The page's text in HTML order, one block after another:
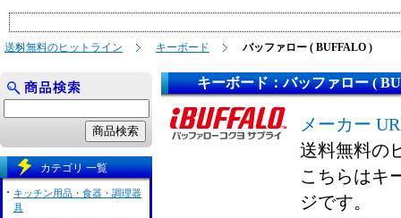
送料無料のヒットライン キーボード バッファロー ( BUFFALO )
キーボード：バッファロー (
メーカー
送料無料の
こちらはキ
ジです。
カテゴリ 一覧
キッチン用品・食器・調理器
具